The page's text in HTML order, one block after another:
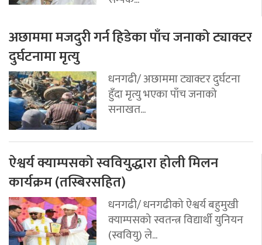
अछाममा मजदुरी गर्न हिडेका पाँच जनाको ट्याक्टर
दुर्घटनामा मृत्यु
धनगढी/ अछाममा ट्याक्टर दुर्घटना
हुँदा मृत्यु भएका पाँच जनाको
सनाखत...
ऐश्वर्य क्याम्पसको स्ववियुद्धारा होली मिलन
कार्यक्रम (तस्बिरसहित)
धनगढी/ धनगढीको ऐश्वर्य बहुमुखी
क्याम्पसको स्वतन्त्र विद्यार्थी युनियन
(स्ववियु) ले...